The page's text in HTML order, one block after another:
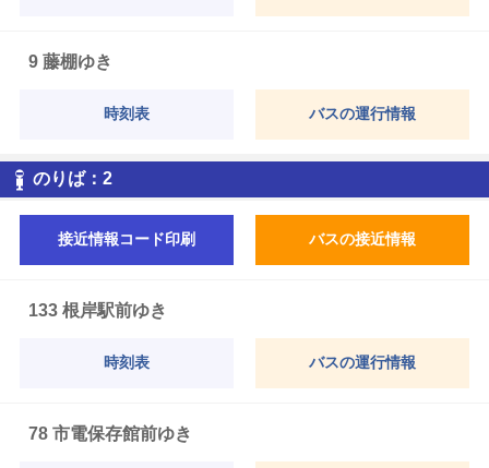
9 藤棚ゆき
時刻表 バスの運行情報
のりば： 2
接近情報コード印刷 バスの接近情報
133 根岸駅前ゆき
時刻表 バスの運行情報
78 市電保存館前ゆき